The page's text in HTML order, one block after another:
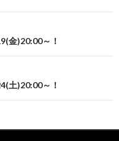
金)20:00～！
土)20:00～！